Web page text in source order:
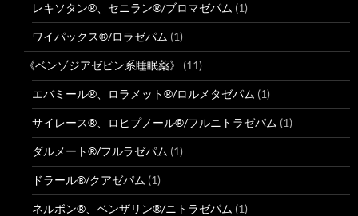
レキソタン®、セニラン®/ブロマゼパム (1)
ワイパックス®/ロラゼパム (1)
《ベンゾジアゼピン系睡眠薬》 (11)
エバミール®、ロラメット®/ロルメタゼパム (1)
サイレース®、ロヒプノール®/フルニトラゼパム (1)
ダルメート®/フルラゼパム (1)
ドラール®/クアゼパム (1)
ネルボン®、ベンザリン®/ニトラゼパム (1)